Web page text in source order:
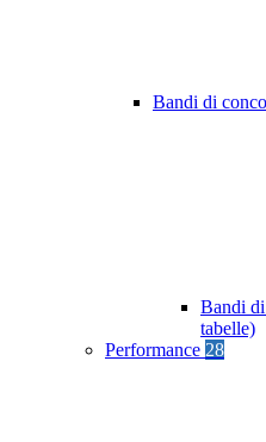
Bandi di
Bandi
tabelle)
Performance 28